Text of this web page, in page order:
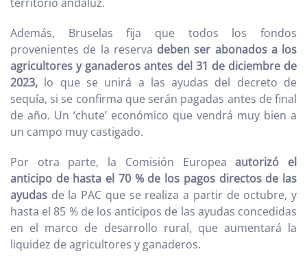
Además, Bruselas fija que todos los fondos
provenientes de la reserva deben ser abonados a los
agricultores y ganaderos antes del 31 de diciembre de
2023, lo que se unirá a las ayudas del decreto de
sequía, si se confirma que serán pagadas antes de final
de año. Un ‘chute’ económico que vendrá muy bien a
un campo muy castigado.
Por otra parte, la Comisión Europea autorizó el
anticipo de hasta el 70 % de los pagos directos de las
ayudas de la PAC que se realiza a partir de octubre, y
hasta el 85 % de los anticipos de las ayudas concedidas
en el marco de desarrollo rural, que aumentará la
liquidez de agricultores y ganaderos.